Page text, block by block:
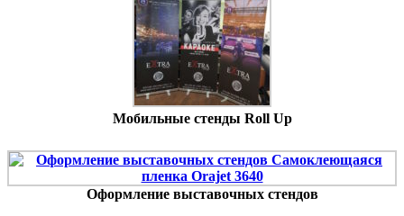
Мобильные стенды Roll Up
Оформление выставочных стендов